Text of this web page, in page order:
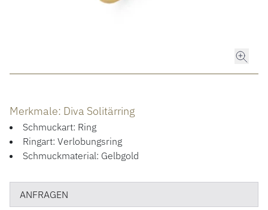
ÜBER UNS
Merkmale: Diva Solitärring
Schmuckart: Ring
Ringart: Verlobungsring
Schmuckmaterial: Gelbgold
ANFRAGEN